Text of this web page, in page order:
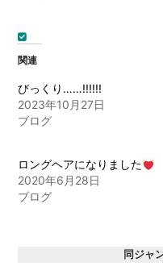
(新
し
い
ウ
ィ
ウ
で
開
き
ま
ッ
ク
し
い
(新
し
い
関連
びっくり……!!!!!!
2023年10月27日
ブログ
ロングヘアになりました
2020年6月28日
ブログ
同ジャ